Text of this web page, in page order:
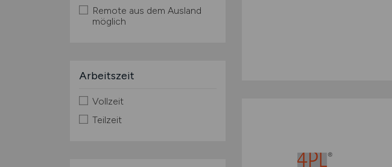
Remote aus dem Ausland
möglich
Arbeitszeit
Vollzeit
Teilzeit